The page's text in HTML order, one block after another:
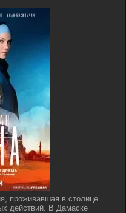
проживавшая в столице
действий. В Дамаске